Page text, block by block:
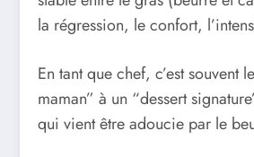
la régression, le confort,
En tant que chef, c’est
maman” à un “dessert
qui vient être adoucie par le